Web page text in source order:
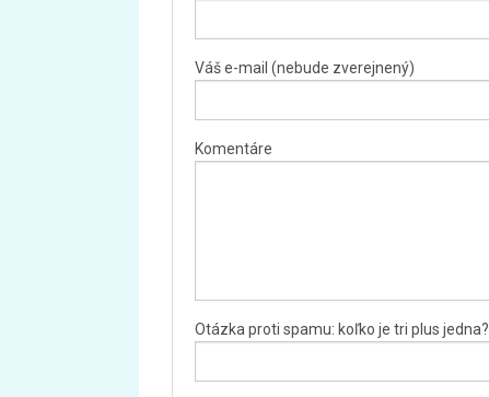
Váš e-mail (nebude zverejnený)
Komentáre
Otázka proti spamu: koľko je tri plus jedna?